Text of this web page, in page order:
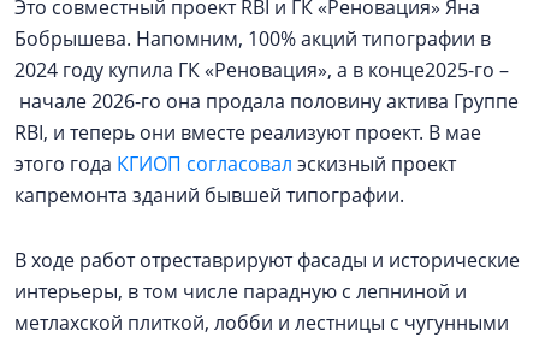
Это совместный проект RBI и ГК «Реновация» Яна
Бобрышева. Напомним, 100% акций типографии в
2024 году купила ГК «Реновация», а в конце2025-го –
начале 2026-го она продала половину актива Группе
RBI, и теперь они вместе реализуют проект. В мае
этого года КГИОП согласовал эскизный проект
капремонта зданий бывшей типографии.
В ходе работ отреставрируют фасады и исторические
интерьеры, в том числе парадную с лепниной и
метлахской плиткой, лобби и лестницы с чугунными